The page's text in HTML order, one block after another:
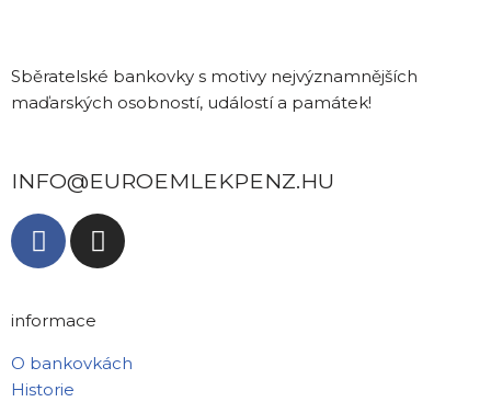
Sběratelské bankovky s motivy nejvýznamnějších
maďarských osobností, událostí a památek!
INFO@EUROEMLEKPENZ.HU
informace
O bankovkách
Historie